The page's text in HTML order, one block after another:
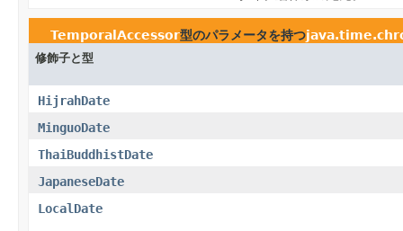
TemporalAccessor型のパラメータを持つ
修飾子と型
HijrahDate
MinguoDate
ThaiBuddhistDate
JapaneseDate
LocalDate